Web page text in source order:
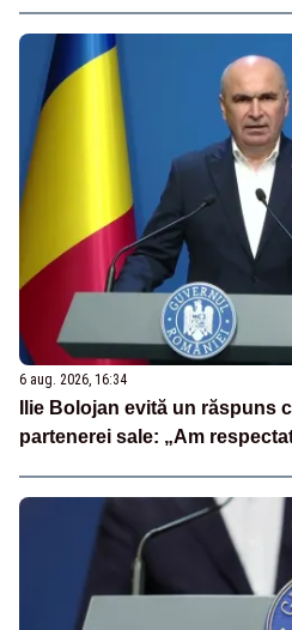
6 aug. 2026, 16:34
Ilie Bolojan evită un răspuns
partenerei sale: „Am